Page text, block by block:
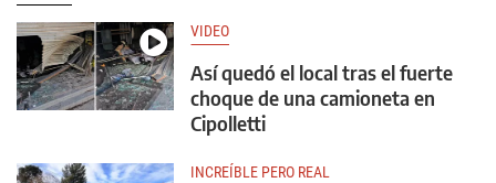
VIDEO
Así quedó el local tras el fuerte
choque de una camioneta en
Cipolletti
INCREÍBLE PERO REAL